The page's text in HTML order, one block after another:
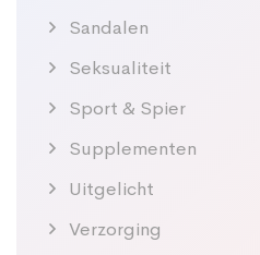
Sandalen
Seksualiteit
Sport & Spier
Supplementen
Uitgelicht
Verzorging